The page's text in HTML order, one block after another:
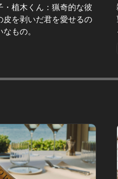
・植木くん：猟奇的な彼
皮を剥いだ君を愛せるの
もの。